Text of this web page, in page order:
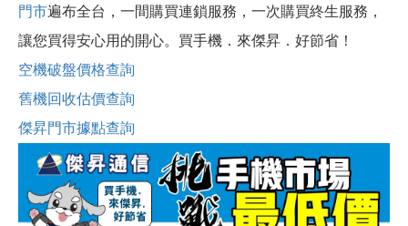
門市遍布全台，一間購買連鎖服務，一次購買終生服務，
讓您買得安心用的開心。買手機．來傑昇．好節省！
空機破盤價格查詢
舊機回收估價查詢
傑昇門市據點查詢